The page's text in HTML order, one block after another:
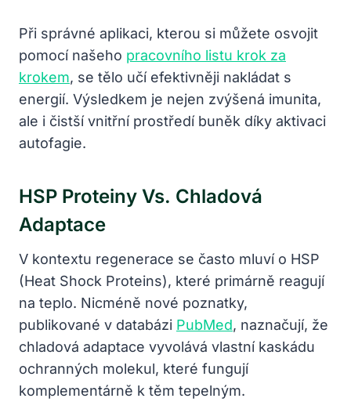
Při správné aplikaci, kterou si můžete osvojit
pomocí našeho pracovního listu krok za
krokem, se tělo učí efektivněji nakládat s
energií. Výsledkem je nejen zvýšená imunita,
ale i čistší vnitřní prostředí buněk díky aktivaci
autofagie.
HSP Proteiny Vs. Chladová
Adaptace
V kontextu regenerace se často mluví o HSP
(Heat Shock Proteins), které primárně reagují
na teplo. Nicméně nové poznatky,
publikované v databázi PubMed, naznačují, že
chladová adaptace vyvolává vlastní kaskádu
ochranných molekul, které fungují
komplementárně k těm tepelným.